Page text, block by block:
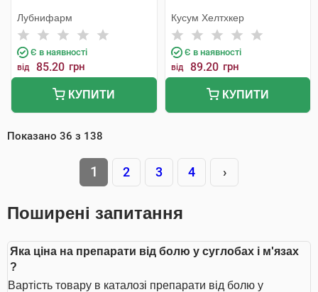
Лубнифарм
Є в наявності
від 85.20 грн
КУПИТИ
Кусум Хелтхкер
Є в наявності
від 89.20 грн
КУПИТИ
Показано 36 з 138
1 2 3 4 ›
Поширені запитання
Яка ціна на препарати від болю у суглобах і м'язах
?
Вартість товару в каталозі препарати від болю у